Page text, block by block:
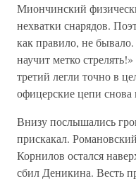
Миончинский
нехватки снарядов.
как правило, не
научит метко
третий легли точно в
офицерские цепи снова
Внизу послышались
прискакал.
Корнилов остался
сбил Деникина. Весть